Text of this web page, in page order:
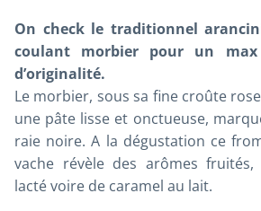
On check le traditionnel
coulant morbier pour un
d’originalité.
Le morbier, sous sa fine croûte
une pâte lisse et onctueuse,
raie noire. A la dégustation ce
vache révèle des arômes
lacté voire de caramel au lait.